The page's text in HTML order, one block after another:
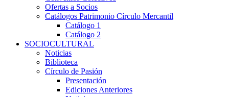
Ofertas a Socios
Catálogos Patrimonio Círculo Mercantil
Catálogo 1
Catálogo 2
SOCIOCULTURAL
Noticias
Biblioteca
Círculo de Pasión
Presentación
Ediciones Anteriores